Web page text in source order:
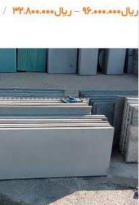
ریال۹۶.۰۰۰.۰۰۰ – ریال۳۲.۸۰۰.۰۰۰